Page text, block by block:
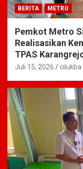
BERITA METRO
Pemkot Metro
Realisasikan
TPAS
Juli 15, 2026 cilukba